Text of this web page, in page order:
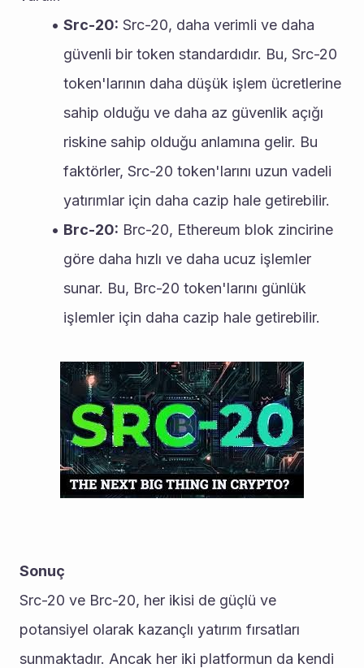
Src-20: Src-20, daha verimli ve daha
güvenli bir token standardıdır. Bu, Src-20
token'larının daha düşük işlem ücretlerine
sahip olduğu ve daha az güvenlik açığı
riskine sahip olduğu anlamına gelir. Bu
faktörler, Src-20 token'larını uzun vadeli
yatırımlar için daha cazip hale getirebilir.
Brc-20: Brc-20, Ethereum blok zincirine
göre daha hızlı ve daha ucuz işlemler
sunar. Bu, Brc-20 token'larını günlük
işlemler için daha cazip hale getirebilir.
Sonuç
Src-20 ve Brc-20, her ikisi de güçlü ve
potansiyel olarak kazançlı yatırım fırsatları
sunmaktadır. Ancak her iki platformun da kendi